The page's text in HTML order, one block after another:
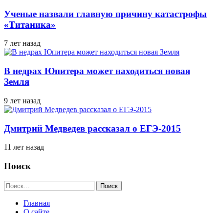
Ученые назвали главную причину катастрофы
«Титаника»
7 лет назад
В недрах Юпитера может находиться новая
Земля
9 лет назад
Дмитрий Медведев рассказал о ЕГЭ-2015
11 лет назад
Поиск
Найти:
Главная